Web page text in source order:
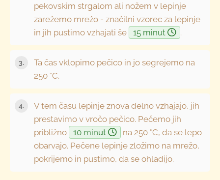
pekovskim strgalom ali nožem v lepinje
zarežemo mrežo - značilni vzorec za lepinje
in jih pustimo vzhajati še
15 minut .
Ta čas vklopimo pečico in jo segrejemo na
250 °C.
V tem času lepinje znova delno vzhajajo, jih
prestavimo v vročo pečico. Pečemo jih
približno
10 minut
na 250 °C, da se lepo
obarvajo. Pečene lepinje zložimo na mrežo,
pokrijemo in pustimo, da se ohladijo.